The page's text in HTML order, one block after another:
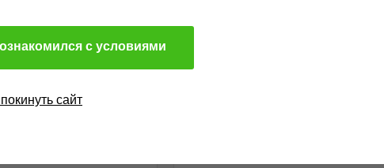
с условиями
сайт